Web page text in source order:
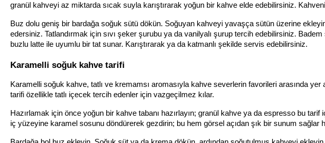
granül kahveyi az miktarda sıcak suyla karıştırarak yoğun bir kahve elde edebilirsiniz.
Buz dolu geniş bir bardağa soğuk sütü dökün. Soğuyan kahveyi yavaşça sütün üzerine
edersiniz. Tatlandırmak için sıvı şeker şurubu ya da vanilyalı şurup tercih edebilirsiniz.
buzlu latte ile uyumlu bir tat sunar. Karıştırarak ya da katmanlı şekilde servis edebilirsiniz.
Karamelli soğuk kahve tarifi
Karamelli soğuk kahve, tatlı ve kremamsı aromasıyla kahve severlerin favorileri arasında yer
tarifi özellikle tatlı içecek tercih edenler için vazgeçilmez kılar.
Hazırlamak için önce yoğun bir kahve tabanı hazırlayın; granül kahve ya da espresso bu
iç yüzeyine karamel sosunu döndürerek gezdirin; bu hem görsel açıdan şık bir sunum sağlar